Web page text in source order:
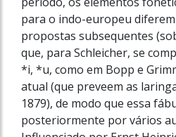
para o indo-europeu
propostas subsequentes
que, para Schleicher, se
*i, *u, como em Bopp e
atual (que preveem as
1879), de modo que essa
posteriormente por vários